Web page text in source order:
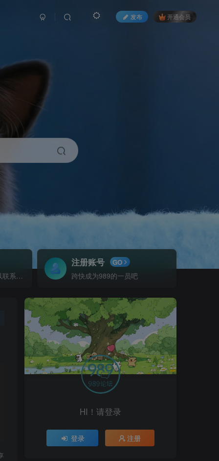
发布 开通会员
对本站的任何问题都可以联系客服处理喔
注册账号 GO
跨快成为989的一员吧
HI！请登录
登录 注册